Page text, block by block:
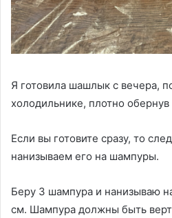
Я готовила шашлык с вечера,
холодильнике, плотно
Если вы готовите сразу, то
нанизываем его на шампуры.
Беру 3 шампура и нанизываю
см. Шампура должны быть